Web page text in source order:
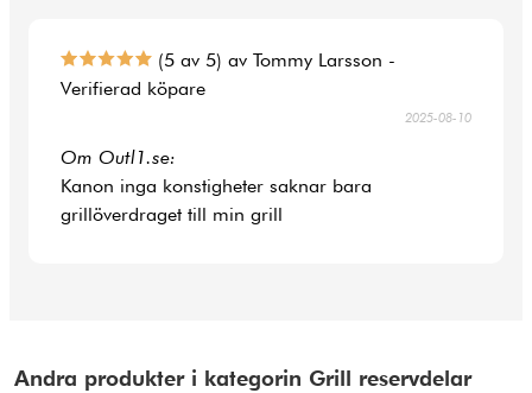
(5 av 5) av Tommy Larsson -
Verifierad köpare
2025-08-10
Om Outl1.se:
Kanon inga konstigheter saknar bara
grillöverdraget till min grill
Andra produkter i kategorin Grill reservdelar